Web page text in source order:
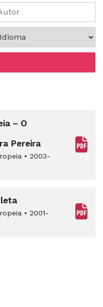
– O
Pereira
• 2003-
• 2001-